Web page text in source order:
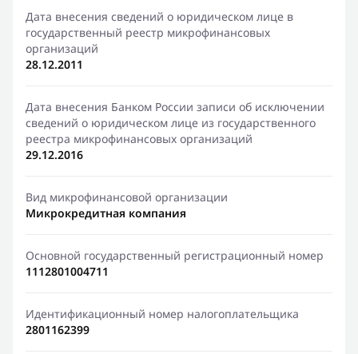
Дата внесения сведений о юридическом лице в
государственный реестр микрофинансовых
организаций
28.12.2011
Дата внесения Банком России записи об исключении
сведений о юридическом лице из государственного
реестра микрофинансовых организаций
29.12.2016
Вид микрофинансовой организации
Микрокредитная компания
Основной государственный регистрационный номер
1112801004711
Идентификационный номер налогоплательщика
2801162399